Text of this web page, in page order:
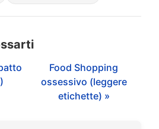
Food Shopping
ossessivo (leggere
etichette) »